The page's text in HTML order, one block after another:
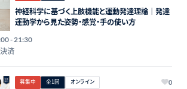
神経科学に基づく上肢機能と運動発達理論｜発達
運動学から見た姿勢・感覚・手の使い方
- 21:30
済
募集中 全1回 オンライン 0